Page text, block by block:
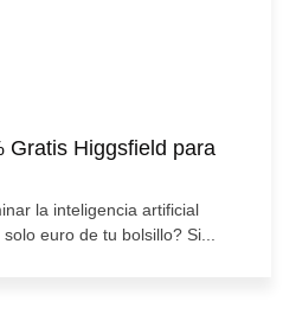
Gratis Higgsfield para
la inteligencia artificial
euro de tu bolsillo? Si...